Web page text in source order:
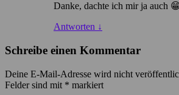
Danke, dachte ich mir ja auch
Antworten ↓
Schreibe einen Kommentar
Deine E-Mail-Adresse wird nicht
Felder sind mit * markiert